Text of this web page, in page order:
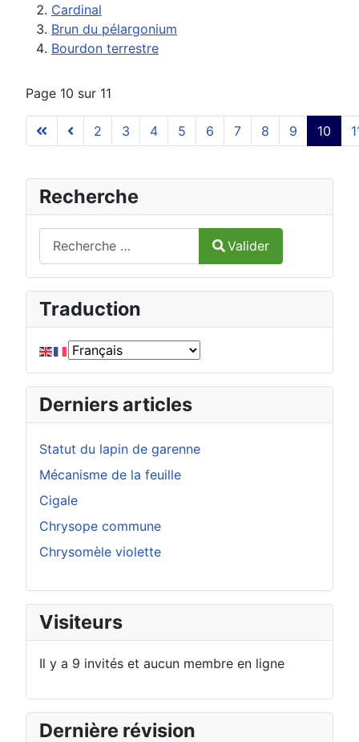
Cardinal
Brun du pélargonium
Bourdon terrestre
Page 10 sur 11
2 3 4 5 6 7 8 9 10
Recherche
Valider
Traduction
Derniers articles
Statut du lapin de garenne
Mécanisme de la feuille
Cigale
Chrysope commune
Chrysomèle violette
Visiteurs
Il y a 9 invités et aucun membre en ligne
Dernière révision